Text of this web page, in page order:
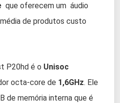
que oferecem um áudio
de produtos custo
P20hd é o Unisoc
octa-core de 1,6GHz. Ele
de memória interna que é